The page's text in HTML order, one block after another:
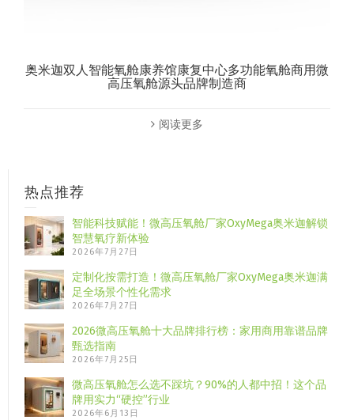
奥米迦双人智能氧舱康养馆康复中心多功能氧舱商用微
高压氧舱源头品牌制造商
阅读更多
热点推荐
智能科技赋能！微高压氧舱厂家OxyMega奥米迦解锁
智慧氧疗新体验
2026年7月27日
定制化按需打造！微高压氧舱厂家OxyMega奥米迦满
足全场景个性化需求
2026年7月27日
2026微高压氧舱十大品牌排行榜：家用商用靠谱品牌
甄选指南
2026年7月25日
微高压氧舱怎么选不踩坑？90%的人都中招！这个品
牌用实力“硬控”行业
2026年6月13日